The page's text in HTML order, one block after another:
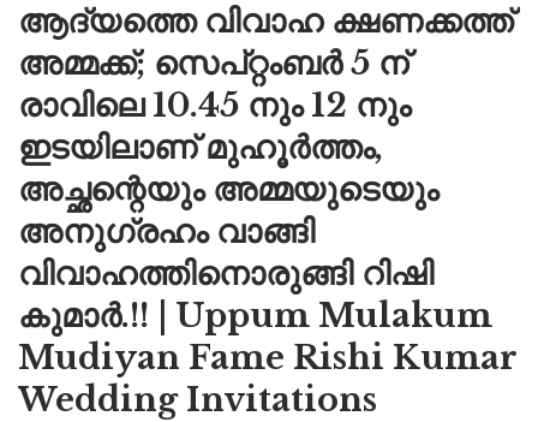
ആദ്യത്തെ വിവാഹ ക്ഷണക്കത്ത്
അമ്മക്ക്; സെപ്റ്റംബർ 5 ന്
രാവിലെ 10.45 നും 12 നും
ഇടയിലാണ് മുഹൂർത്തം,
അച്ഛന്റെയും അമ്മയുടെയും
അനുഗ്രഹം വാങ്ങി
വിവാഹത്തിനൊരുങ്ങി റിഷി
കുമാർ.!! | Uppum Mulakum
Mudiyan Fame Rishi Kumar
Wedding Invitations